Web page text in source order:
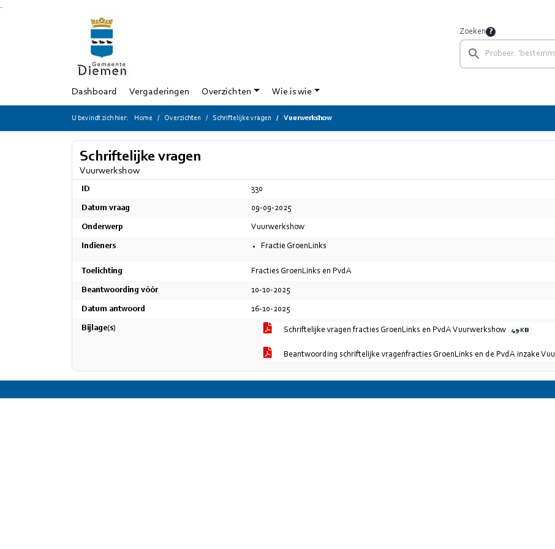
Zoeken
Dashboard Vergaderingen Overzichten Wie is wie
U bevindt zich hier: Home Overzichten Schriftelijke vragen Vuurwerkshow
Schriftelijke vragen
Vuurwerkshow
ID 330
Datum vraag 09-09-2025
Onderwerp Vuurwerkshow
Indieners Fractie GroenLinks
Toelichting Fracties GroenLinks en PvdA
Beantwoording vóór 10-10-2025
Datum antwoord 16-10-2025
Bijlage(s) Schriftelijke vragen fracties GroenLinks en PvdA Vuurwerkshow 49 KB
Beantwoording schriftelijke vragenfracties GroenLinks en de PvdA inzake